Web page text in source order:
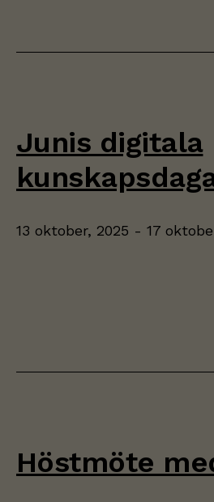
Junis digitala
13 oktober, 2025 - 17
Höstmöte